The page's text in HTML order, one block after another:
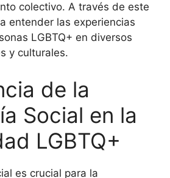
colectivo. A través de este
entender las experiencias
LGBTQ+ en diversos
y culturales.
de la
Social en la
LGBTQ+
es crucial para la